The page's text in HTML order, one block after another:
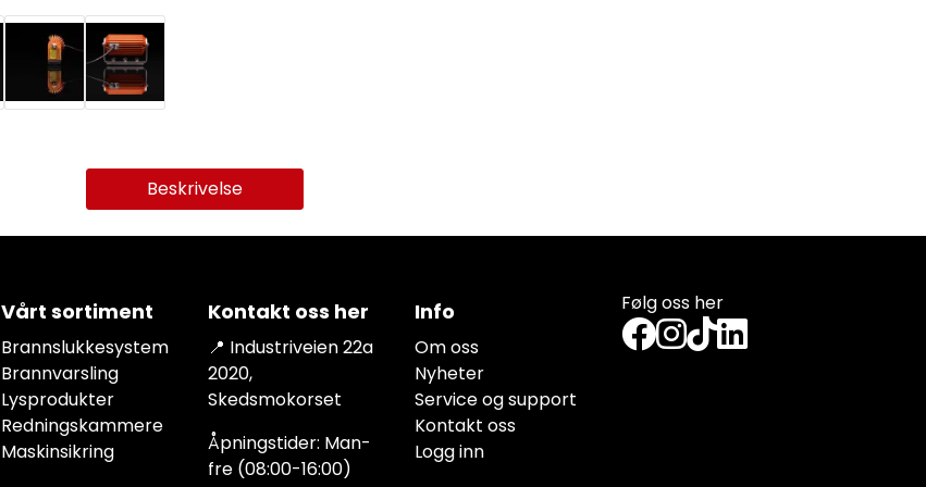
Beskrivelse
Følg oss her
Vårt sortiment
Brannslukkesystem
Brannvarsling
Lysprodukter
Redningskammere
Maskinsikring
Info
Om oss
Nyheter
Service og support
Kontakt oss
Logg inn
Kontakt oss her
📍 Industriveien 22a
2020,
Skedsmokorset
Åpningstider: Man-
fre (08:00-16:00)